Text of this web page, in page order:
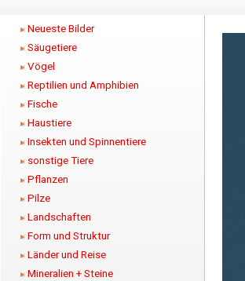
Neueste Bilder
Säugetiere
Vögel
Reptilien und Amphibien
Fische
Haustiere
Insekten und Spinnentiere
sonstige Tiere
Pflanzen
Pilze
Landschaften
Form und Struktur
Länder und Reise
Mineralien + Steine